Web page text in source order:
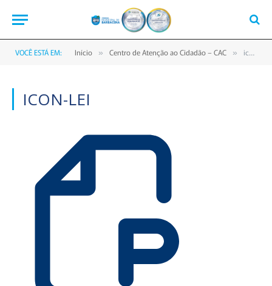
VOCÊ ESTÁ EM: Início » Centro de Atenção ao Cidadão – CAC » icon-lei
ICON-LEI